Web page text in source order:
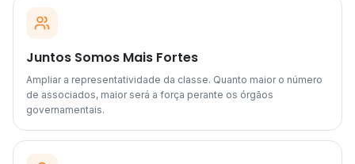
Juntos Somos Mais Fortes
Ampliar a representatividade da classe. Quanto maior o número
de associados, maior será a força perante os órgãos
governamentais.